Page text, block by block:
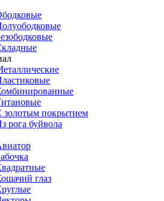
золотым покрытием
рога буйвола
глаз